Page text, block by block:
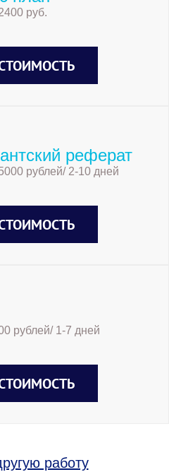
руб.
реферат
рублей/ 2-10 дней
рублей/ 1-7 дней
работу